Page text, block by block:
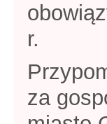
r.
za